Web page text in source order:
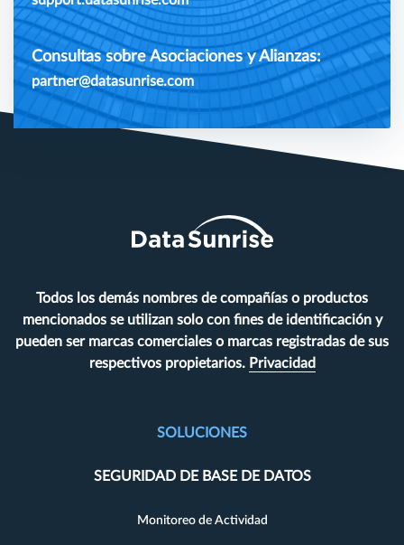
Consultas sobre Asociaciones y Alianzas:
partner@datasunrise.com
Todos los demás nombres de compañías o productos
mencionados se utilizan solo con fines de identificación y
pueden ser marcas comerciales o marcas registradas de sus
respectivos propietarios. Privacidad
SOLUCIONES
SEGURIDAD DE BASE DE DATOS
Monitoreo de Actividad